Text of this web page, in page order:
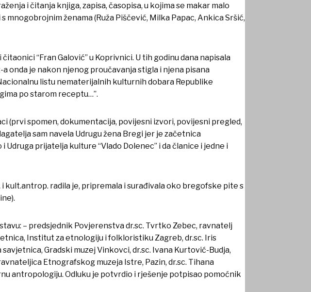
i čitanja knjiga, zapisa, časopisa, u kojima se makar malo
ženama (Ruža Piščević, Milka Papac, Ankica Sršić,
“Fran Galović” u Koprivnici. U tih godinu dana napisala
onda je nakon njenog proučavanja stigla i njena pisana
listu nematerijalnih kulturnih dobara Republike
po starom receptu…”.
(prvi spomen, dokumentacija, povijesni izvori, povijesni pregled,
sam navela Udrugu žena Bregi jer je začetnica
prijatelja kulture “Vlado Dolenec” i da članice i jedne i
kult.antrop. radila je, pripremala i surađivala oko bregofske pite s
– predsjednik Povjerenstva dr.sc. Tvrtko Zebec, ravnatelj
Institut za etnologiju i folkloristiku Zagreb, dr.sc. Iris
Gradski muzej Vinkovci, dr.sc. Ivana Kurtović-Budja,
Etnografskog muzeja Istre, Pazin, dr.sc. Tihana
antropologiju. Odluku je potvrdio i rješenje potpisao pomoćnik